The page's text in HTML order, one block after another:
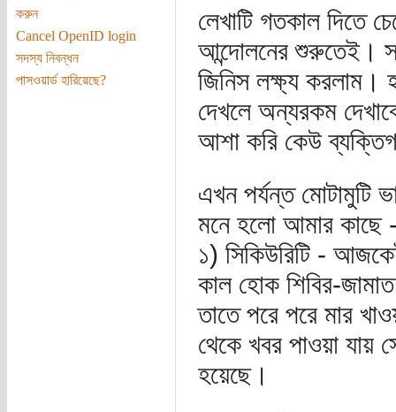
করুন
Cancel OpenID login
সদস্য নিবন্ধন
পাসওয়ার্ড হারিয়েছে?
লেখাটি গতকাল দিতে
আন্দোলনের শুরুতেই।
জিনিস লক্ষ্য করলাম।
দেখলে অন্যরকম
আশা করি কেউ
এখন পর্যন্ত মোটামুটি
মনে হলো আমার কাছে
১) সিকিউরিটি -
কাল হোক শিবির-
তাতে পরে পরে মার
থেকে খবর পাওয়া যায়
হয়েছে।